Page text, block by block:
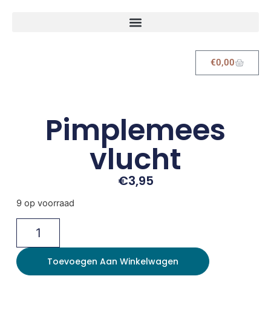
€0,00
Pimplemees
vlucht
€3,95
9 op voorraad
Toevoegen Aan Winkelwagen